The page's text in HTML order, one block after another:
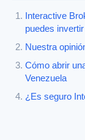
Interactive
puedes
Nuestra
Cómo abrir
Venezuela
¿Es seguro